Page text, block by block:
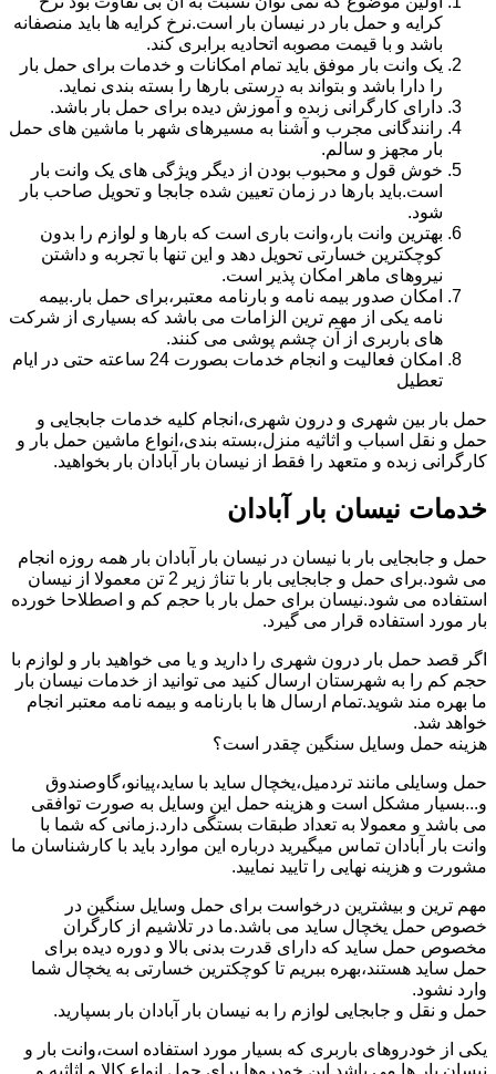
کرایه و حمل بار در نیسان بار است.نرخ کرایه ها باید منصفانه
باشد و با قیمت مصوبه اتحادیه برابری کند.
یک وانت بار موفق باید تمام امکانات و خدمات برای حمل بار
را دارا باشد و بتواند به درستی بارها را بسته بندی نماید.
دارای کارگرانی زبده و آموزش دیده برای حمل بار باشد.
رانندگانی مجرب و آشنا به مسیرهای شهر با ماشین های حمل
بار مجهز و سالم.
خوش قول و محبوب بودن از دیگر ویژگی های یک وانت بار
است.باید بارها در زمان تعیین شده جابجا و تحویل صاحب بار
شود.
بهترین وانت بار،وانت باری است که بارها و لوازم را بدون
کوچکترین خسارتی تحویل دهد و این تنها با تجربه و داشتن
نیروهای ماهر امکان پذیر است.
امکان صدور بیمه نامه و بارنامه معتبر،برای حمل بار.بیمه
نامه یکی از مهم ترین الزامات می باشد که بسیاری از شرکت
های باربری از آن چشم پوشی می کنند.
امکان فعالیت و انجام خدمات بصورت 24 ساعته حتی در ایام
تعطیل
حمل بار بین شهری و درون شهری،انجام کلیه خدمات جابجایی و
حمل و نقل اسباب و اثاثیه منزل،بسته بندی،انواع ماشین حمل بار و
کارگرانی زبده و متعهد را فقط از نیسان بار آبادان بار بخواهید.
خدمات نیسان بار آبادان
حمل و جابجایی بار با نیسان در نیسان بار آبادان بار همه روزه انجام
می شود.برای حمل و جابجایی بار با تناژ زیر 2 تن معمولا از نیسان
استفاده می شود.نیسان برای حمل بار با حجم کم و اصطلاحا خورده
بار مورد استفاده قرار می گیرد.
اگر قصد حمل بار درون شهری را دارید و یا می خواهید بار و لوازم با
حجم کم را به شهرستان ارسال کنید می توانید از خدمات نیسان بار
ما بهره مند شوید.تمام ارسال ها با بارنامه و بیمه نامه معتبر انجام
خواهد شد.
هزینه حمل وسایل سنگین چقدر است؟
حمل وسایلی مانند تردمیل،یخچال ساید با ساید،پیانو،گاوصندوق
و...بسیار مشکل است و هزینه حمل این وسایل به صورت توافقی
می باشد و معمولا به تعداد طبقات بستگی دارد.زمانی که شما با
وانت بار آبادان تماس میگیرید درباره این موارد باید با کارشناسان ما
مشورت و هزینه نهایی را تایید نمایید.
مهم ترین و بیشترین درخواست برای حمل وسایل سنگین در
خصوص حمل یخچال ساید می باشد.ما در تلاشیم از کارگران
مخصوص حمل ساید که دارای قدرت بدنی بالا و دوره دیده برای
حمل ساید هستند،بهره ببریم تا کوچکترین خسارتی به یخچال شما
وارد نشود.
حمل و نقل و جابجایی لوازم را به نیسان بار آبادان بار بسپارید.
یکی از خودروهای باربری که بسیار مورد استفاده است،وانت بار و
نیسان بار ها می باشد.این خودروها برای حمل انواع کالا و اثاثیه و